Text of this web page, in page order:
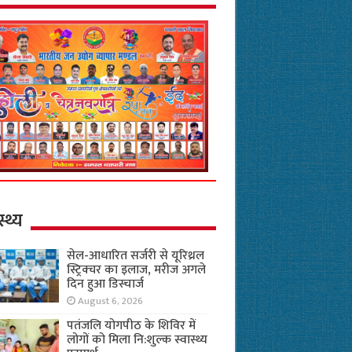
सेल-आधारित सर्जरी से यूरिथ्रल
स्ट्रिक्चर का इलाज, मरीज अगले
दिन हुआ डिस्चार्ज
August 6, 2026
पतंजलि योगपीठ के शिविर में
लोगों को मिला नि:शुल्क स्वास्थ्य